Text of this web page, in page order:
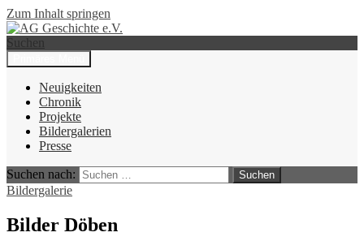
Zum Inhalt springen
AG Geschichte e.V.
Suchen
Neuigkeiten
Chronik
Projekte
Bildergalerien
Presse
Suchen nach:
Bildergalerie
Bilder Döben